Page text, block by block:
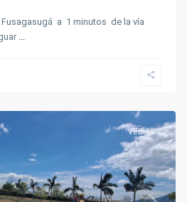
a 1 minutos de la vía
Ventas